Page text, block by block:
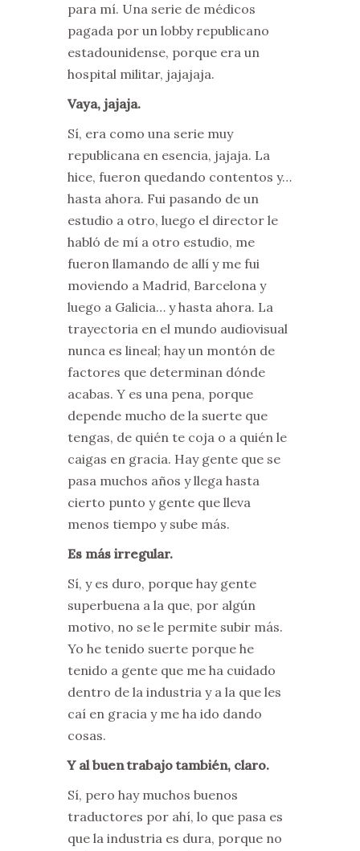
para mí. Una serie de médicos
pagada por un lobby republicano
estadounidense, porque era un
hospital militar, jajajaja.
Vaya, jajaja.
Sí, era como una serie muy
republicana en esencia, jajaja. La
hice, fueron quedando contentos y…
hasta ahora. Fui pasando de un
estudio a otro, luego el director le
habló de mí a otro estudio, me
fueron llamando de allí y me fui
moviendo a Madrid, Barcelona y
luego a Galicia… y hasta ahora. La
trayectoria en el mundo audiovisual
nunca es lineal; hay un montón de
factores que determinan dónde
acabas. Y es una pena, porque
depende mucho de la suerte que
tengas, de quién te coja o a quién le
caigas en gracia. Hay gente que se
pasa muchos años y llega hasta
cierto punto y gente que lleva
menos tiempo y sube más.
Es más irregular.
Sí, y es duro, porque hay gente
superbuena a la que, por algún
motivo, no se le permite subir más.
Yo he tenido suerte porque he
tenido a gente que me ha cuidado
dentro de la industria y a la que les
caí en gracia y me ha ido dando
cosas.
Y al buen trabajo también, claro.
Sí, pero hay muchos buenos
traductores por ahí, lo que pasa es
que la industria es dura, porque no